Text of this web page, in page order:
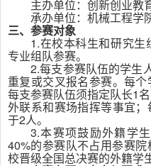
主办单位：创新创业教
承办单位：机械工程学
三、参赛对象
1.在校本科生和研究生
专业组队参赛。
2.每支参赛队伍的学生
重复或交叉报名参赛。每个
每支参赛队伍须指定队长1
外联系和赛场指挥等事宜
于2人。
3.本赛项鼓励外籍学
40%的参赛队不占用参赛
校晋级全国总决赛的外籍学